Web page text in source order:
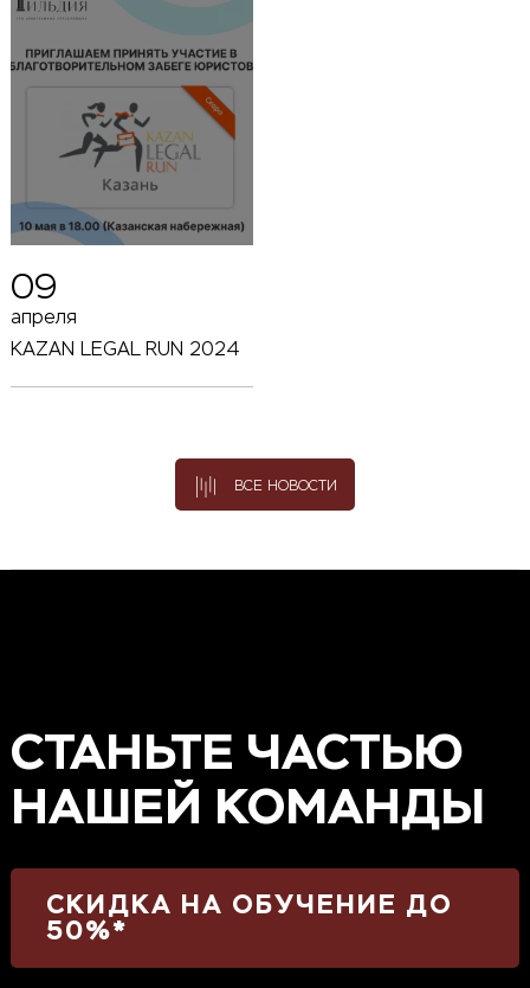
09
апреля
KAZAN LEGAL RUN 2024
ВСЕ НОВОСТИ
СТАНЬТЕ ЧАСТЬЮ
НАШЕЙ КОМАНДЫ
СКИДКА НА ОБУЧЕНИЕ ДО
50%*